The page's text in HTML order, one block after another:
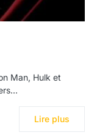
Man, Hulk et
Lire plus